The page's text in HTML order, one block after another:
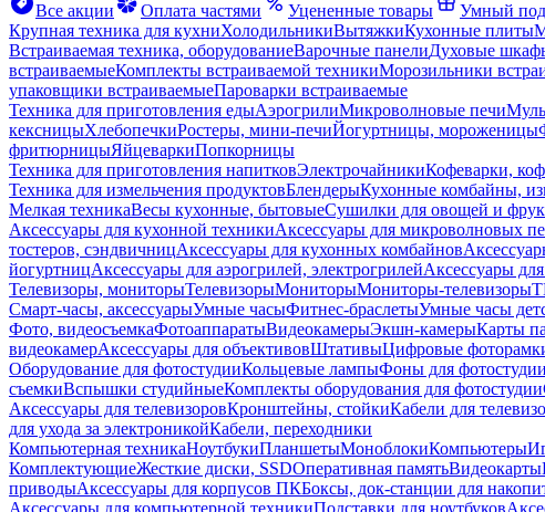
Все акции
Оплата частями Уцененные товары Умный
Крупная техника для кухниХолодильникиВытяжкиКухонные плиты
Встраиваемая техника, оборудованиеВарочные панелиДуховые
встраиваемыеКомплекты встраиваемой техникиМорозильники
упаковщики встраиваемыеПароварки встраиваемые
Техника для приготовления едыАэрогрилиМикроволновые печи
кексницыХлебопечкиРостеры, мини-печиЙогуртницы, мороженицы
фритюрницыЯйцеваркиПопкорницы
Техника для приготовления напитковЭлектрочайникиКофеварки,
Техника для измельчения продуктовБлендерыКухонные комбайны,
Мелкая техникаВесы кухонные, бытовыеСушилки для овощей и
Аксессуары для кухонной техникиАксессуары для микроволновых
тостеров, сэндвичницАксессуары для кухонных комбайнов
йогуртницАксессуары для аэрогрилей, электрогрилейАксессуары
Телевизоры, мониторыТелевизорыМониторыМониторы-телевизоры
Смарт-часы, аксессуарыУмные часыФитнес-браслетыУмные часы
Фото, видеосъемкаФотоаппаратыВидеокамерыЭкшн-камерыКарты
видеокамерАксессуары для объективовШтативыЦифровые
Оборудование для фотостудииКольцевые лампыФоны для фотостудии
съемкиВспышки студийныеКомплекты оборудования для фотостудии
Аксессуары для телевизоровКронштейны, стойкиКабели для
для ухода за электроникойКабели, переходники
Компьютерная техникаНоутбукиПланшетыМоноблокиКомпьютеры
КомплектующиеЖесткие диски, SSDОперативная памятьВидеокарты
приводыАксессуары для корпусов ПКБоксы, док-станции для
Аксессуары для компьютерной техникиПодставки для ноутбуков